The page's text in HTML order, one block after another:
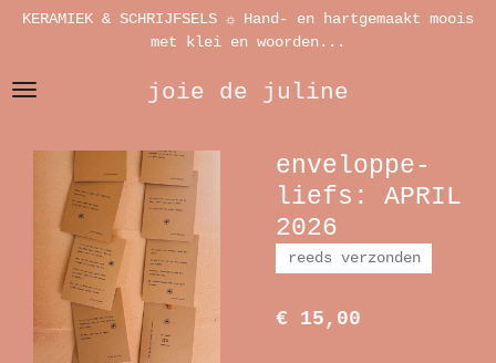
Ga
de
joie de juline
KERAMIEK & SCHRIJFSELS ☼ Hand- en hartgemaakt moois
met klei en woorden...
enveloppe-
liefs: APRIL
2026
reeds verzonden
€ 15,00